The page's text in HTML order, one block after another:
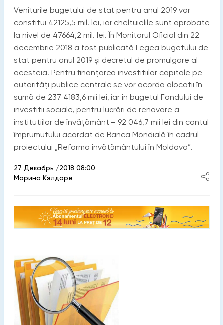
Veniturile bugetului de stat pentru anul 2019 vor
constitui 42125,5 mil. lei, iar cheltuielile sunt aprobate
la nivel de 47664,2 mil. lei. În Monitorul Oficial din 22
decembrie 2018 a fost publicată Legea bugetului de
stat pentru anul 2019 și decretul de promulgare al
acesteia. Pentru finanțarea investițiilor capitale pe
autorități publice centrale se vor acorda alocații în
sumă de 237 4183,6 mii lei, iar în bugetul Fondului de
investiții sociale, pentru lucrări de renovare a
instituțiilor de învăţământ – 92 046,7 mii lei din contul
împrumutului acordat de Banca Mondială în cadrul
proiectului „Reforma învăţământului în Moldova”.
27 Декабрь /2018 08:00
Марина Кэлдаре